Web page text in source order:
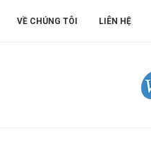
VỀ CHÚNG TÔI LIÊN HỆ